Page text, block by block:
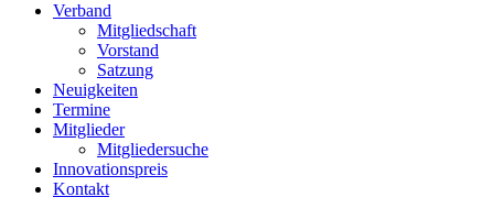
Verband
Mitgliedschaft
Vorstand
Satzung
Neuigkeiten
Termine
Mitglieder
Mitgliedersuche
Innovationspreis
Kontakt